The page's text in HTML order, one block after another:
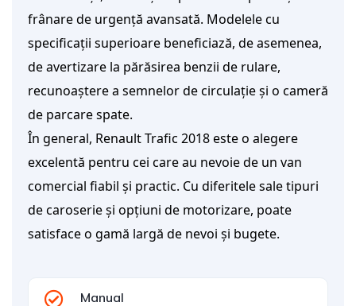
frânare de urgență avansată. Modelele cu
specificații superioare beneficiază, de asemenea,
de avertizare la părăsirea benzii de rulare,
recunoaștere a semnelor de circulație și o cameră
de parcare spate.
În general, Renault Trafic 2018 este o alegere
excelentă pentru cei care au nevoie de un van
comercial fiabil și practic. Cu diferitele sale tipuri
de caroserie și opțiuni de motorizare, poate
satisface o gamă largă de nevoi și bugete.
Manual